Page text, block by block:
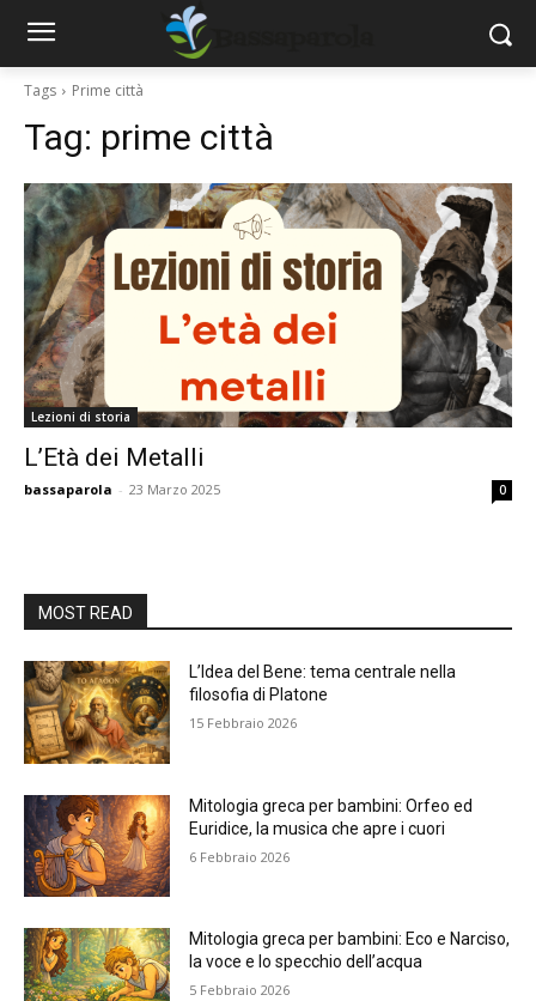
Tags Prime città
Tag: prime città
Lezioni di storia
L’Età dei Metalli
bassaparola - 23 Marzo 2025 0
MOST READ
L’Idea del Bene: tema centrale nella
filosofia di Platone
15 Febbraio 2026
Mitologia greca per bambini: Orfeo ed
Euridice, la musica che apre i cuori
6 Febbraio 2026
Mitologia greca per bambini: Eco e Narciso,
la voce e lo specchio dell’acqua
5 Febbraio 2026